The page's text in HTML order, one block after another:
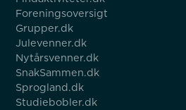
Foreningsoversigt
Grupper.dk
Julevenner.dk
Nytårsvenner.dk
SnakSammen.dk
Sprogland.dk
Studiebobler.dk